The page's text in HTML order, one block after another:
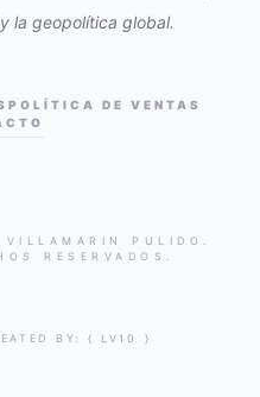
la geopolítica global.
POLÍTICA DE VENTAS
PULIDO.
RESERVADOS.
BY: { LV10 }